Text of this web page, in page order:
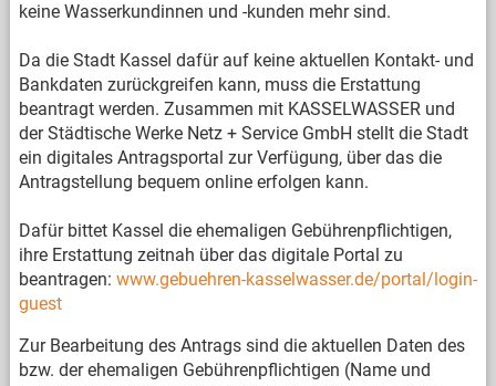
keine Wasserkundinnen und -kunden mehr sind.
Da die Stadt Kassel dafür auf keine aktuellen Kontakt- und
Bankdaten zurückgreifen kann, muss die Erstattung
beantragt werden. Zusammen mit KASSELWASSER und
der Städtische Werke Netz + Service GmbH stellt die Stadt
ein digitales Antragsportal zur Verfügung, über das die
Antragstellung bequem online erfolgen kann.
Dafür bittet Kassel die ehemaligen Gebührenpflichtigen,
ihre Erstattung zeitnah über das digitale Portal zu
beantragen: www.gebuehren-kasselwasser.de/portal/login-
guest
Zur Bearbeitung des Antrags sind die aktuellen Daten des
bzw. der ehemaligen Gebührenpflichtigen (Name und